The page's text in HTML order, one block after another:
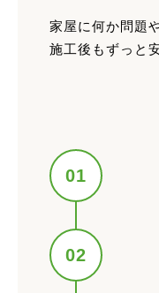
家屋に何か問題
施工後もずっと
01
02